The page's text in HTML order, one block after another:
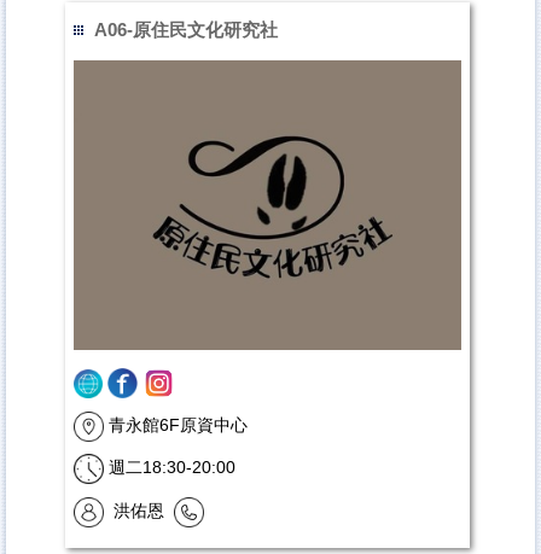
A06-原住民文化研究社
青永館6F原資中心
週二18:30-20:00
洪佑恩